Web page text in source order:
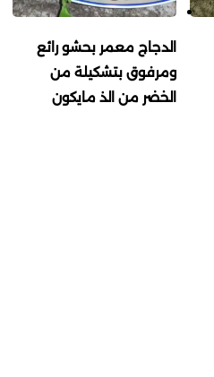
الدجاج معمر بحشو رائع
ومرفوق بتشكيلة من
الخضر من الذ مايكون